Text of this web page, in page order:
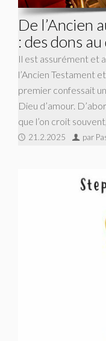
De l’Ancien
: des dons
Il est assurément et
l’Ancien Testament
premier confessait
Dieu d’amour.
que l’on croit
21.2.2025 par